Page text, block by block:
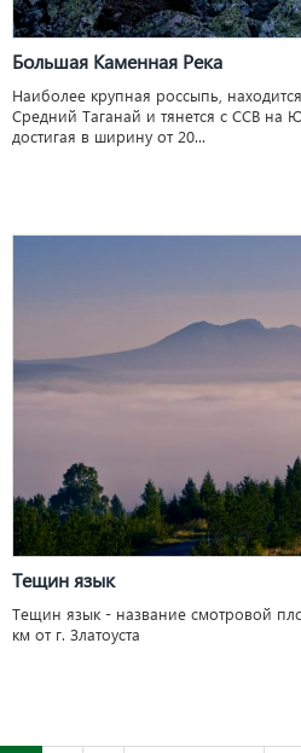
Большая Каменная Река
Наиболее крупная россыпь,
Средний Таганай и тянется с ССВ
достигая в ширину от 20...
Тещин язык
Тещин язык - название смотровой
км от г. Златоуста